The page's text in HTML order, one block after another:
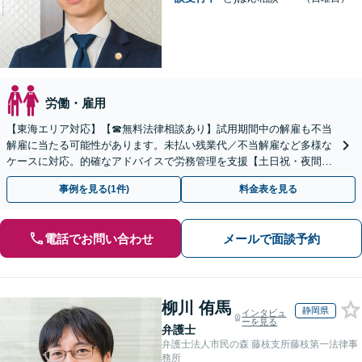
労働・雇用
【東海エリア対応】【☎︎無料法律相談あり】試用期間中の解雇も不当
解雇に当たる可能性があります。未払い残業代／不当解雇など多様な
ケースに対応。的確なアドバイスで労務管理を支援【土日祝・夜間対
応】【オンライン面談可】【完全個室】
事例を見る(1件) 料金表を見る
電話でお問い合わせ メールで面談予約
柳川 侑馬
弁護士
インタビュ
ーを見る
静岡県
弁護士法人市民の森 藤枝支所藤枝第一法律事
務所